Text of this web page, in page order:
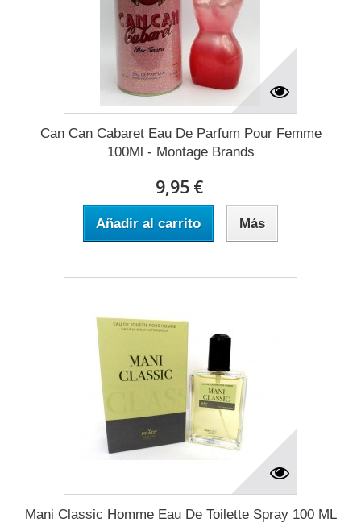
Can Can Cabaret Eau De Parfum Pour Femme
100Ml - Montage Brands
9,95 €
Añadir al carrito Más
Mani Classic Homme Eau De Toilette Spray 100 ML